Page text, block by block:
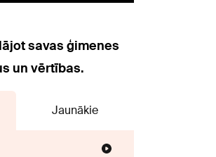
savas ģimenes
un vērtības.
Jaunākie